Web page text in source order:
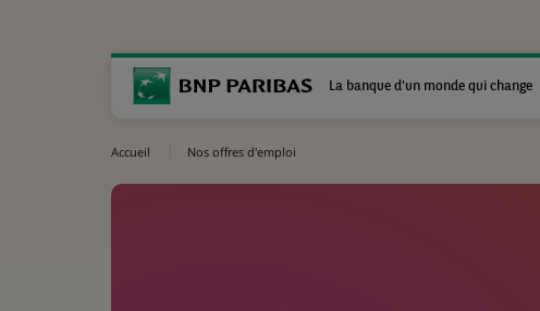
La banque d'un monde qui change
Accueil Nos offres d'emploi